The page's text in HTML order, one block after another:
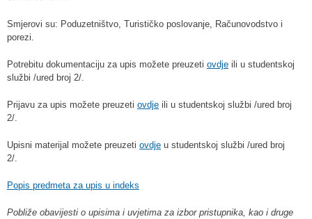
Smjerovi su: Poduzetništvo, Turističko poslovanje, Računovodstvo i
porezi.
Potrebitu dokumentaciju za upis možete preuzeti ovdje ili u studentskoj
službi /ured broj 2/.
Prijavu za upis možete preuzeti ovdje ili u studentskoj službi /ured broj
2/.
Upisni materijal možete preuzeti ovdje u studentskoj službi /ured broj
2/.
Popis predmeta za upis u indeks
Pobliže obavijesti o upisima i uvjetima za izbor pristupnika, kao i druge